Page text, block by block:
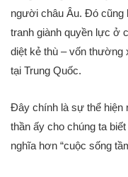
người châu Âu. Đó cũng
tranh giành quyền lực ở
diệt kẻ thù – vốn thường
tại Trung Quốc.
Đây chính là sự thể hiện
thần ấy cho chúng ta
nghĩa hơn “cuộc sống